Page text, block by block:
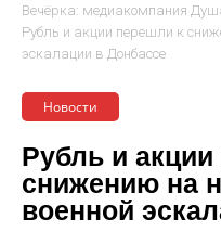
Вечёрка: медиакомпания
Рубль и акции перешли к
эскалации в Донбассе
Новости
Рубль и
снижению на
военной